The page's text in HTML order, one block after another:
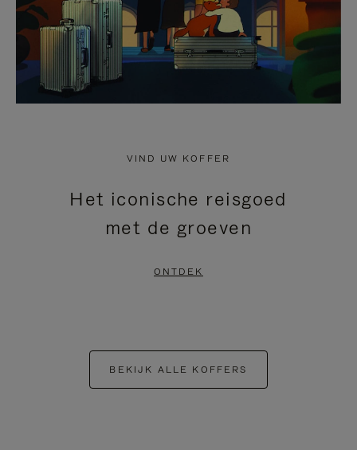
VIND UW KOFFER
Het iconische reisgoed
met de groeven
ONTDEK
BEKIJK ALLE KOFFERS